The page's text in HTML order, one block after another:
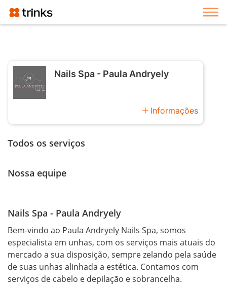
Nails Spa - Paula Andryely
add Informações
Todos os serviços
Nossa equipe
Nails Spa - Paula Andryely
Bem-vindo ao Paula Andryely Nails Spa, somos
especialista em unhas, com os serviços mais atuais do
mercado a sua disposição, sempre zelando pela saúde
de suas unhas alinhada a estética. Contamos com
serviços de cabelo e depilação e sobrancelha.